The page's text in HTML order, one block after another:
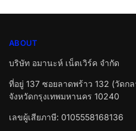
ABOUT
บริษัท อมานะห์ เน็ตเวิร์ค จำกัด
ที่อยู่ 137 ซอยลาดพร้าว 132 (วัดก
จังหวัดกรุงเทพมหานคร 10240
เลขผู้เสียภาษี: 0105558168136